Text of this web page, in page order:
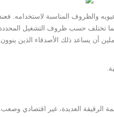
والظروف المناسبة لاستخدامه.
تختلف حسب ظروف التشغيل
أن يساعد ذلك الأصدقاء الذين
الرقيقة العديدة، غير اقتصادي